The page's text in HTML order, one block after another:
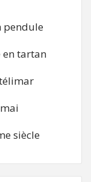
pendule
en tartan
siècle